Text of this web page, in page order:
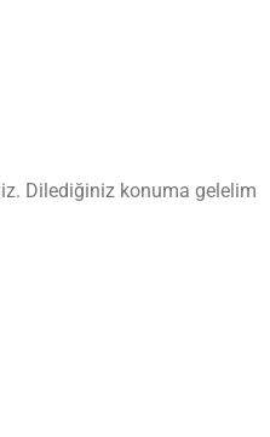
Dilediğiniz konuma gelelim